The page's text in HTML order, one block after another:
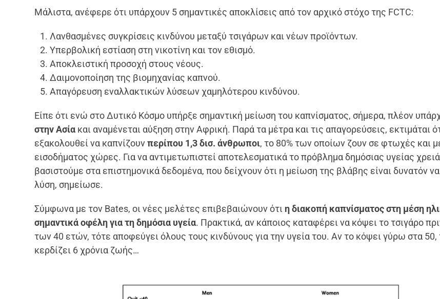
Μάλιστα, ανέφερε ότι υπάρχουν 5 σημαντικές αποκλίσεις από τον αρχικό στόχο της FCTC:
Λανθασμένες συγκρίσεις κινδύνου μεταξύ τσιγάρων και νέων προϊόντων.
Υπερβολική εστίαση στη νικοτίνη και τον εθισμό.
Αποκλειστική προσοχή στους νέους.
Δαιμονοποίηση της βιομηχανίας καπνού.
Απαγόρευση εναλλακτικών λύσεων χαμηλότερου κινδύνου.
Είπε ότι ενώ στο Δυτικό Κόσμο υπήρξε σημαντική μείωση του καπνίσματος, σήμερα, πλέον
στην Ασία και αναμένεται αύξηση στην Αφρική. Παρά τα μέτρα και τις απαγορεύσεις, εκτιμάται
εξακολουθεί να καπνίζoυνπερίπου 1,3 δισ. άνθρωποι, το 80% των οποίων ζουν σε φτωχές και
εισοδήματος χώρες. Για να αντιμετωπιστεί αποτελεσματικά το πρόβλημα δημόσιας υγείας
βασιστούμε στα επιστημονικά δεδομένα, που δείχνουν ότι η μείωση της βλάβης είναι δυνατόν
λύση, σημείωσε.
Σύμφωνα με τον Bates, οι νέες μελέτες επιβεβαιώνουν ότι η διακοπή καπνίσματος στη μέση
σημαντικά οφέλη για τη δημόσια υγεία. Πρακτικά, αν κάποιος καταφέρει να κόψει το τσιγάρο
των 40 ετών, τότε αποφεύγει όλους τους κινδύνους για την υγεία του. Αν το κόψει γύρω στα 50,
κερδίζει 6 χρόνια ζωής…